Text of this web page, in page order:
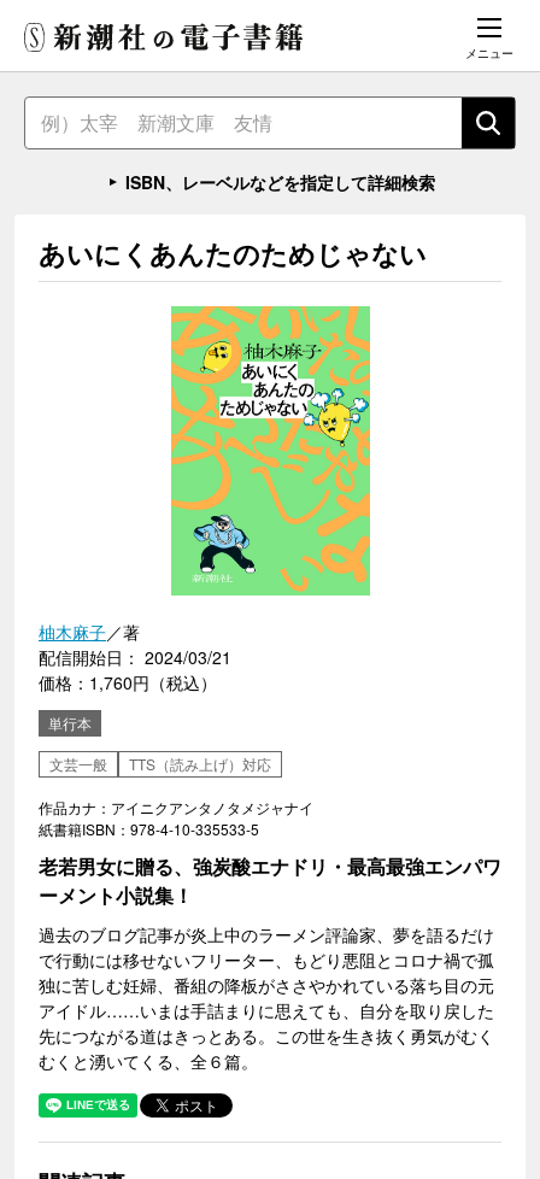
メニュー
ISBN、レーベルなどを指定して詳細検索
あいにくあんたのためじゃない
柚木麻子／著
配信開始日： 2024/03/21
価格：1,760円（税込）
単行本
文芸一般
TTS（読み上げ）対応
作品カナ：アイニクアンタノタメジャナイ
紙書籍ISBN：978-4-10-335533-5
老若男女に贈る、強炭酸エナドリ・最高最強エンパワ
ーメント小説集！
過去のブログ記事が炎上中のラーメン評論家、夢を語るだけ
で行動には移せないフリーター、もどり悪阻とコロナ禍で孤
独に苦しむ妊婦、番組の降板がささやかれている落ち目の元
アイドル……いまは手詰まりに思えても、自分を取り戻した
先につながる道はきっとある。この世を生き抜く勇気がむく
むくと湧いてくる、全６篇。